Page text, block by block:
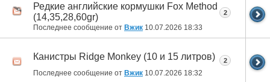
Редкие английские кормушки Fox Method
(14,35,28,60gr)
Последнее сообщение от Вжик 10.07.2026 18:33
2
Канистры Ridge Monkey (10 и 15 литров)
Последнее сообщение от Вжик 10.07.2026 18:32
2